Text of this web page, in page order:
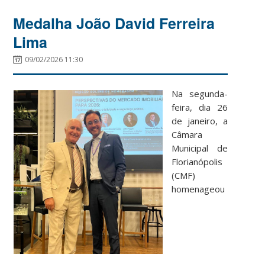
Medalha João David Ferreira
Lima
09/02/2026 11:30
Na segunda-
feira, dia 26
de janeiro, a
Câmara
Municipal de
Florianópolis
(CMF)
homenageou